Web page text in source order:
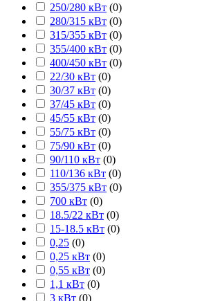
250/280 кВт (0)
280/315 кВт (0)
315/355 кВт (0)
355/400 кВт (0)
400/450 кВт (0)
22/30 кВт (0)
30/37 кВт (0)
37/45 кВт (0)
45/55 кВт (0)
55/75 кВт (0)
75/90 кВт (0)
90/110 кВт (0)
110/136 кВт (0)
355/375 кВт (0)
700 кВт (0)
18.5/22 кВт (0)
15-18.5 кВт (0)
0,25 (0)
0,25 кВт (0)
0,55 кВт (0)
1,1 кВт (0)
3 кВт (0)